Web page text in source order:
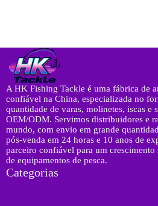
A HK Fishing Tackle é uma fábrica de
confiável na China, especializada no
quantidade de varas, molinetes, iscas e
OEM/ODM. Servimos distribuidores e
mundo, com envio em grande
pós-venda em 24 horas e 10 anos de
parceiro confiável para um crescimento
de equipamentos de pesca.
Categorias